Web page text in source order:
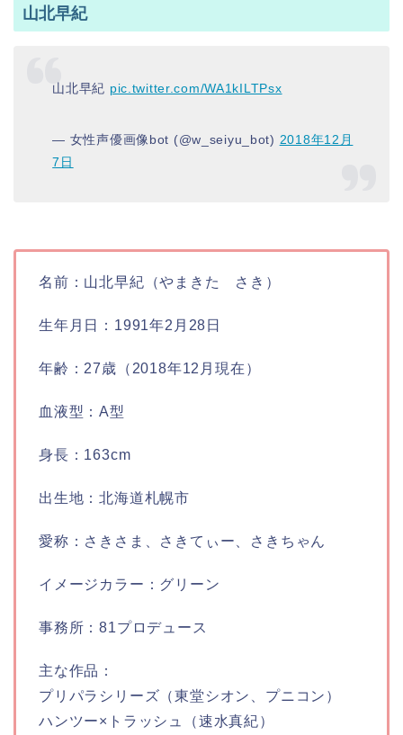
山北早紀
山北早紀 pic.twitter.com/WA1kILTPsx
— 女性声優画像bot (@w_seiyu_bot) 2018年12月
7日
名前：山北早紀（やまきた さき）
生年月日：1991年2月28日
年齢：27歳（2018年12月現在）
血液型：A型
身長：163cm
出生地：北海道札幌市
愛称：さきさま、さきてぃー、さきちゃん
イメージカラー：グリーン
事務所：81プロデュース
主な作品：
プリパラシリーズ（東堂シオン、プニコン）
ハンツー×トラッシュ（速水真紀）